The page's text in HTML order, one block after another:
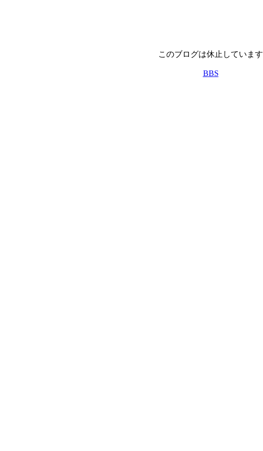
このブログは休止しています
BBS